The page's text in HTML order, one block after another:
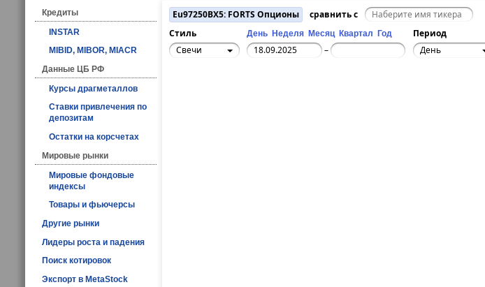
Кредиты
INSTAR
MIBID, MIBOR, MIACR
Данные ЦБ РФ
Курсы драгметаллов
Ставки привлечения по
депозитам
Остатки на корсчетах
Мировые рынки
Мировые фондовые
индексы
Товары и фьючерсы
Другие рынки
Лидеры роста и падения
Поиск котировок
Экспорт в MetaStock
Eu97250BX5: FORTS Опционы
сравнить с
Стиль
День Неделя Месяц Квартал Год Период
Свечи
– День